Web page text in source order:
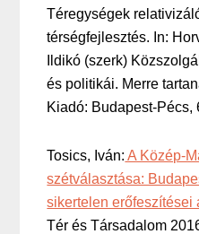
Téregységek
térségfejlesztés. In:
Ildikó (szerk)
és politikái. Merre
Kiadó: Budapest-Pécs,
Tosics, Iván: A Közép-
szétválasztása:
sikertelen erőfeszítései
Tér és Társadalom